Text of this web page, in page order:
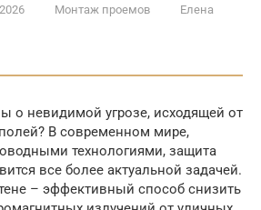
Монтаж проемов
Елена
о невидимой угрозе, исходящей от
В современном мире,
технологиями, защита
все более актуальной задачей.
– эффективный способ снизить